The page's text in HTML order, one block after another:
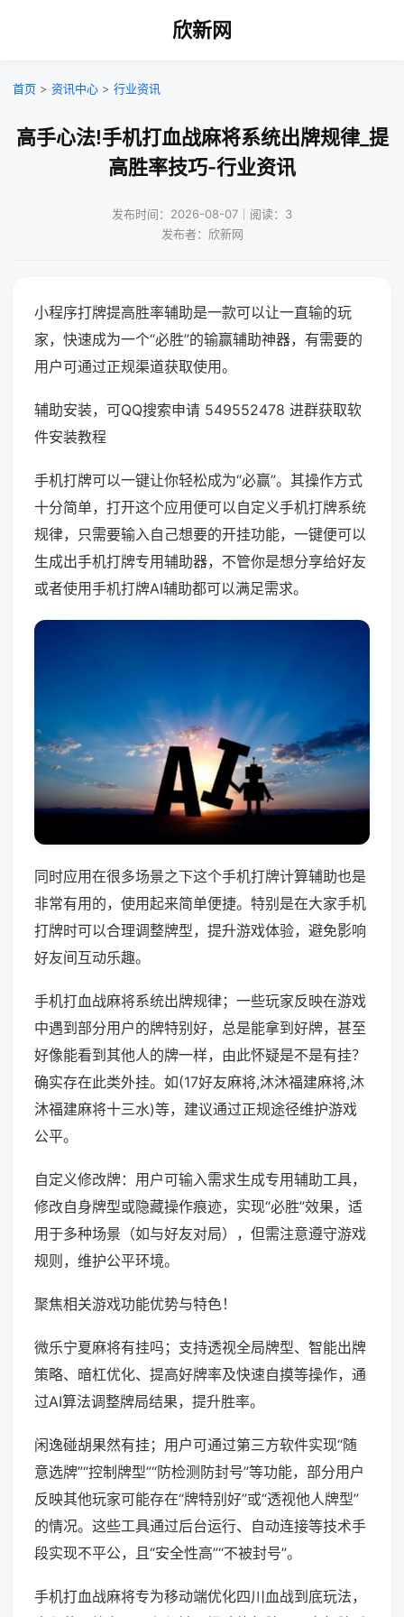
欣新网
首页 > 资讯中心 > 行业资讯
高手心法!手机打血战麻将系统出牌规律_提
高胜率技巧-行业资讯
发布时间：2026-08-07｜阅读：3
发布者：欣新网
小程序打牌提高胜率辅助是一款可以让一直输的玩
家，快速成为一个“必胜”的输赢辅助神器，有需要的
用户可通过正规渠道获取使用。
辅助安装，可QQ搜索申请 549552478 进群获取软
件安装教程
手机打牌可以一键让你轻松成为“必赢”。其操作方式
十分简单，打开这个应用便可以自定义手机打牌系统
规律，只需要输入自己想要的开挂功能，一键便可以
生成出手机打牌专用辅助器，不管你是想分享给好友
或者使用手机打牌AI辅助都可以满足需求。
同时应用在很多场景之下这个手机打牌计算辅助也是
非常有用的，使用起来简单便捷。特别是在大家手机
打牌时可以合理调整牌型，提升游戏体验，避免影响
好友间互动乐趣。
手机打血战麻将系统出牌规律；一些玩家反映在游戏
中遇到部分用户的牌特别好，总是能拿到好牌，甚至
好像能看到其他人的牌一样，由此怀疑是不是有挂？
确实存在此类外挂。如(17好友麻将,沐沐福建麻将,沐
沐福建麻将十三水)等，建议通过正规途径维护游戏
公平。
自定义修改牌：用户可输入需求生成专用辅助工具，
修改自身牌型或隐藏操作痕迹，实现“必胜”效果，适
用于多种场景（如与好友对局），但需注意遵守游戏
规则，维护公平环境。
聚焦相关游戏功能优势与特色！
微乐宁夏麻将有挂吗；支持透视全局牌型、智能出牌
策略、暗杠优化、提高好牌率及快速自摸等操作，通
过AI算法调整牌局结果，提升胜率。
闲逸碰胡果然有挂；用户可通过第三方软件实现“随
意选牌”“控制牌型”“防检测防封号”等功能，部分用户
反映其他玩家可能存在“牌特别好”或“透视他人牌型”
的情况。这些工具通过后台运行、自动连接等技术手
段实现不平公，且“安全性高”“不被封号”。
手机打血战麻将专为移动端优化四川血战到底玩法，